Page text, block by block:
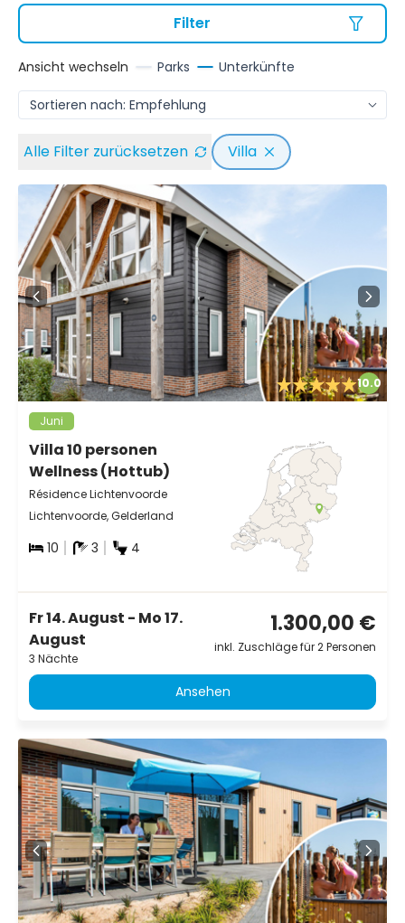
Filter
Ansicht wechseln Parks Unterkünfte
Alle Filter zurücksetzen Villa
10.0
Juni
Villa 10 personen
Wellness (Hottub)
Résidence Lichtenvoorde
Lichtenvoorde, Gelderland
10 3 4
Fr 14. August - Mo 17.
August
3 Nächte
1.300,00 €
inkl. Zuschläge für 2 Personen
Ansehen